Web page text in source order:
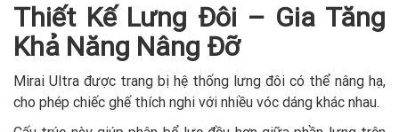
Thiết Kế Lưng Đôi – Gia Tăng
Khả Năng Nâng Đỡ
Mirai Ultra được trang bị hệ thống lưng đôi có thể nâng hạ,
cho phép chiếc ghế thích nghi với nhiều vóc dáng khác nhau.